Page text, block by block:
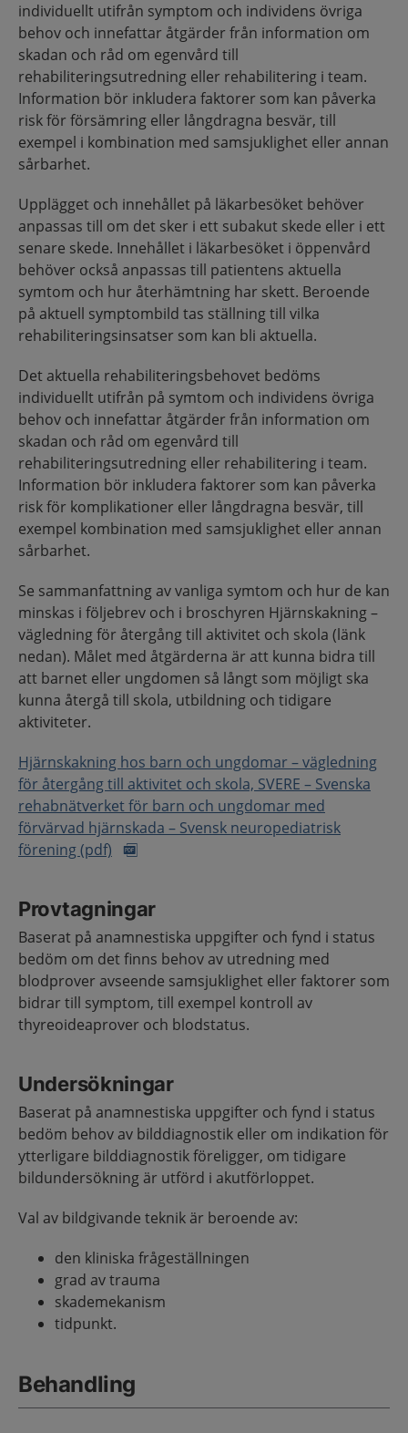
individuellt utifrån symptom och individens övriga
behov och innefattar åtgärder från information om
skadan och råd om egenvård till
rehabiliteringsutredning eller rehabilitering i team.
Information bör inkludera faktorer som kan påverka
risk för försämring eller långdragna besvär, till
exempel i kombination med samsjuklighet eller annan
sårbarhet.
Upplägget och innehållet på läkarbesöket behöver
anpassas till om det sker i ett subakut skede eller i ett
senare skede. Innehållet i läkarbesöket i öppenvård
behöver också anpassas till patientens aktuella
symtom och hur återhämtning har skett. Beroende
på aktuell symptombild tas ställning till vilka
rehabiliteringsinsatser som kan bli aktuella.
Det aktuella rehabiliteringsbehovet bedöms
individuellt utifrån på symtom och individens övriga
behov och innefattar åtgärder från information om
skadan och råd om egenvård till
rehabiliteringsutredning eller rehabilitering i team.
Information bör inkludera faktorer som kan påverka
risk för komplikationer eller långdragna besvär, till
exempel kombination med samsjuklighet eller annan
sårbarhet.
Se sammanfattning av vanliga symtom och hur de kan
minskas i följebrev och i broschyren Hjärnskakning –
vägledning för återgång till aktivitet och skola (länk
nedan). Målet med åtgärderna är att kunna bidra till
att barnet eller ungdomen så långt som möjligt ska
kunna återgå till skola, utbildning och tidigare
aktiviteter.
Hjärnskakning hos barn och ungdomar – vägledning
för återgång till aktivitet och skola, SVERE – Svenska
rehabnätverket för barn och ungdomar med
förvärvad hjärnskada – Svensk neuropediatrisk
förening (pdf)
Provtagningar
Baserat på anamnestiska uppgifter och fynd i status
bedöm om det finns behov av utredning med
blodprover avseende samsjuklighet eller faktorer som
bidrar till symptom, till exempel kontroll av
thyreoideaprover och blodstatus.
Undersökningar
Baserat på anamnestiska uppgifter och fynd i status
bedöm behov av bilddiagnostik eller om indikation för
ytterligare bilddiagnostik föreligger, om tidigare
bildundersökning är utförd i akutförloppet.
Val av bildgivande teknik är beroende av:
den kliniska frågeställningen
grad av trauma
skademekanism
tidpunkt.
Behandling